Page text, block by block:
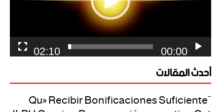
00:00
02:10
أحدث المقالات
¿Qué Recibir Bonificaciones Suficiente